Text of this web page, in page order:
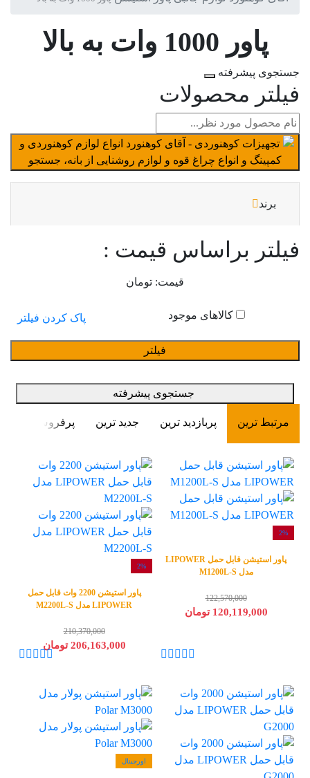
پاور 1000 وات به بالا
جستجوی پیشرفته
فیلتر محصولات
برند
فیلتر براساس قیمت :
قیمت: تومان
کالاهای موجود پاک کردن فیلتر
فیلتر
جستجوی پیشرفته
مرتبط ترین پربازدید ترین جدید ترین پرفروش ترین
2%
پاور استیشن قابل حمل LIPOWER
مدل M1200L-S
122,570,000
120,119,000 تومان
2%
پاور استیشن 2200 وات قابل حمل
LIPOWER مدل M2200L-S
210,370,000
206,163,000 تومان
اورجینال